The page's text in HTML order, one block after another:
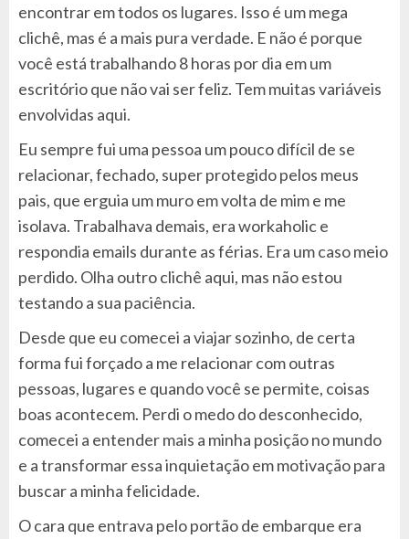
encontrar em todos os lugares. Isso é um mega
clichê, mas é a mais pura verdade. E não é porque
você está trabalhando 8 horas por dia em um
escritório que não vai ser feliz. Tem muitas variáveis
envolvidas aqui.
Eu sempre fui uma pessoa um pouco difícil de se
relacionar, fechado, super protegido pelos meus
pais, que erguia um muro em volta de mim e me
isolava. Trabalhava demais, era workaholic e
respondia emails durante as férias. Era um caso meio
perdido. Olha outro clichê aqui, mas não estou
testando a sua paciência.
Desde que eu comecei a viajar sozinho, de certa
forma fui forçado a me relacionar com outras
pessoas, lugares e quando você se permite, coisas
boas acontecem. Perdi o medo do desconhecido,
comecei a entender mais a minha posição no mundo
e a transformar essa inquietação em motivação para
buscar a minha felicidade.
O cara que entrava pelo portão de embarque era